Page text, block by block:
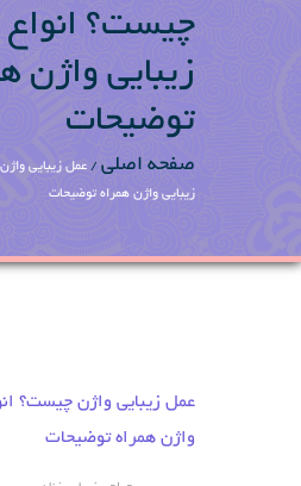
چیست؟
زیبایی واژن
توضیحات
صفحه اصلی / عمل زیبایی
زیبایی واژن همراه توضیحات
عمل زیبایی واژن چیست؟
واژن همراه توضیحات